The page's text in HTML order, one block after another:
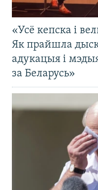
«Усё кепска і
Як прайшла
адукацыя і
за Беларусь»